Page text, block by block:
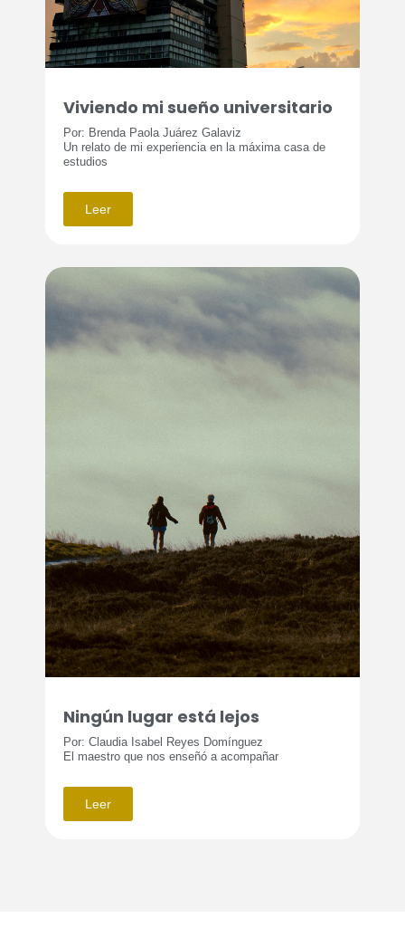
Viviendo mi sueño universitario
Por: Brenda Paola Juárez Galaviz
Un relato de mi experiencia en la máxima casa de
estudios
Leer
Ningún lugar está lejos
Por: Claudia Isabel Reyes Domínguez
El maestro que nos enseñó a acompañar
Leer